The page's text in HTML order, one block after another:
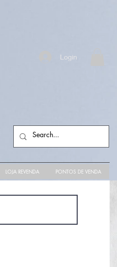
Login
LOJA REVENDA PONTOS DE VENDA